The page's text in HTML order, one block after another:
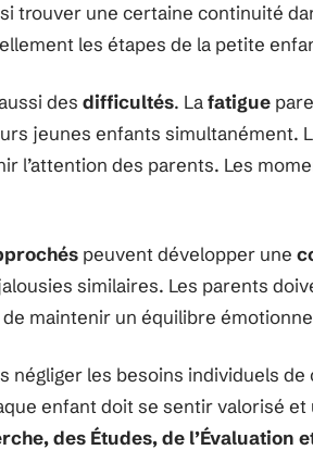
trouver une certaine continuité
les étapes de la petite
des difficultés. Lafatigue
jeunes enfants simultanément.
l’attention des parents. Les
peuvent développer une
similaires. Les parents
maintenir un équilibre
négliger les besoins individuels
enfant doit se sentir valorisé
des Études, de l’Évaluation